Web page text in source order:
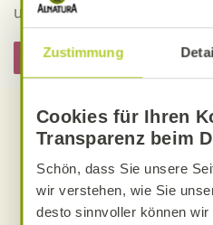
Zustimmung
Cookies für Ihren
Transparenz beim
Schön, dass Sie unsere
wir verstehen, wie Sie
desto sinnvoller können
und laktosefreien Alnatura
Hier informieren
Entdecken Sie